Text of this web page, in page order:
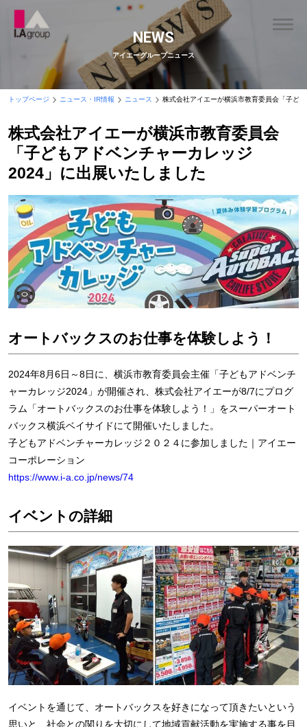
NEWS
アイエーグループニュース
トップページ ニュース・IR情報 ニュース 株式会社アイエーが横浜市教育委員会「子ど
株式会社アイエーが横浜市教育委員会
「子どもアドベンチャーカレッジ
2024」に出展いたしました
オートバックスのお仕事を体験しよう！
2024年8月6日～8日に、横浜市教育委員会主催「子どもアドベンチ
ャーカレッジ2024」が開催され、株式会社アイエーが8/7にプログ
ラム「オートバックスのお仕事を体験しよう！」をスーパーオート
バックス横浜ベイサイドにて開催いたしました。
子どもアドベンチャーカレッジ２０２４に参加しました｜アイエー
コーポレーション
https://www.i-a.co.jp/news/74
イベントの詳細
イベントを通じて、オートバックスを好きになって頂きたいという
思いと、社会との関りを大切にして地域貢献活動を実施する事を目